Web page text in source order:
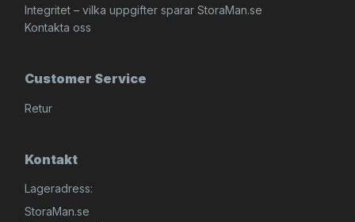
Integritet – vilka uppgifter sparar StoraMan.se
Kontakta oss
Customer Service
Retur
Kontakt
Lageradress:
StoraMan.se